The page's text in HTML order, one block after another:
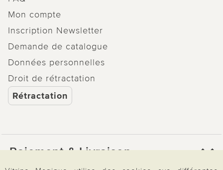
Mon compte
Inscription Newsletter
Demande de catalogue
Données personnelles
Droit de rétractation
Rétractation
Paiement & Livraison